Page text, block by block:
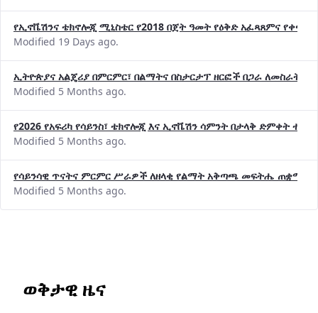
የኢኖቬሽንና ቴክኖሎጂ ሚኒስቴር የ2018 በጀት ዓመት የዕቅድ አፈጻጸምና
Modified 19 Days ago.
ኢትዮጵያና አልጄሪያ በምርምር፣ በልማትና በስታርታፕ ዘርፎች በጋራ ለመስራት
Modified 5 Months ago.
የ2026 የአፍሪካ የሳይንስ፣ ቴክኖሎጂ እና ኢኖቬሽን ሳምንት በታላቅ ድምቀት
Modified 5 Months ago.
የሳይንሳዊ ጥናትና ምርምር ሥራዎች ለዘላቂ የልማት አቅጣጫ መፍትሔ ጠቋሚ
Modified 5 Months ago.
ወቅታዊ ዜና